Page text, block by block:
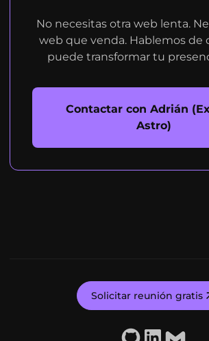
No necesitas otra web lenta.
web que venda. Hablemos de
puede transformar tu
Contactar con Adrián
Astro)
Solicitar reunión gratis
GitHubLinkedIn
Email